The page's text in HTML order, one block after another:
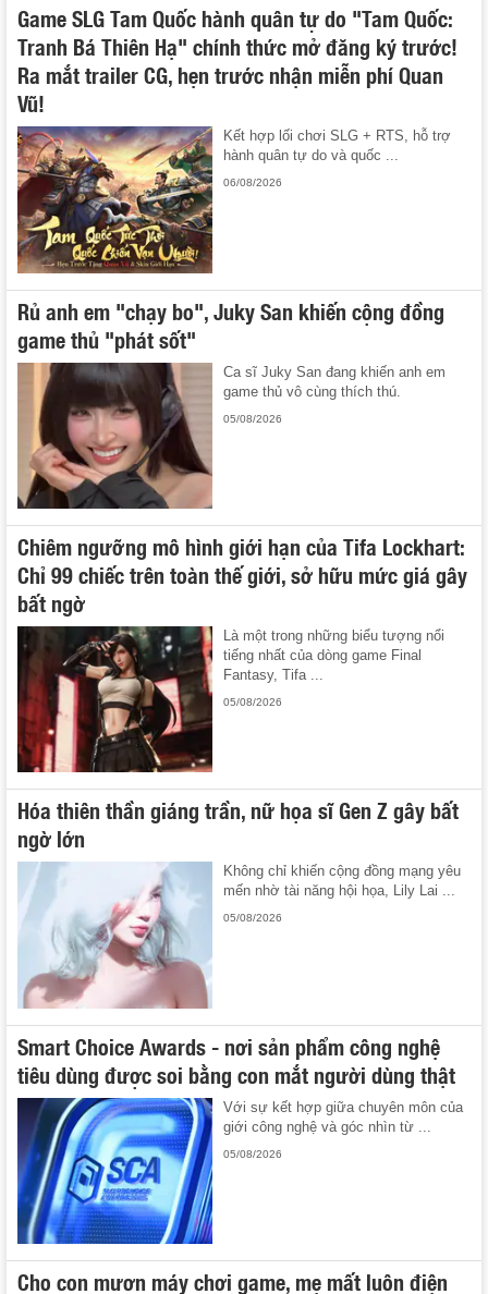
Game SLG Tam Quốc hành quân tự do "Tam Quốc:
Tranh Bá Thiên Hạ" chính thức mở đăng ký trước!
Ra mắt trailer CG, hẹn trước nhận miễn phí Quan
Vũ!
Kết hợp lối chơi SLG + RTS, hỗ trợ
hành quân tự do và quốc ...
06/08/2026
Rủ anh em "chạy bo", Juky San khiến cộng đồng
game thủ "phát sốt"
Ca sĩ Juky San đang khiến anh em
game thủ vô cùng thích thú.
05/08/2026
Chiêm ngưỡng mô hình giới hạn của Tifa Lockhart:
Chỉ 99 chiếc trên toàn thế giới, sở hữu mức giá gây
bất ngờ
Là một trong những biểu tượng nổi
tiếng nhất của dòng game Final
Fantasy, Tifa ...
05/08/2026
Hóa thiên thần giáng trần, nữ họa sĩ Gen Z gây bất
ngờ lớn
Không chỉ khiến cộng đồng mạng yêu
mến nhờ tài năng hội họa, Lily Lai ...
05/08/2026
Smart Choice Awards - nơi sản phẩm công nghệ
tiêu dùng được soi bằng con mắt người dùng thật
Với sự kết hợp giữa chuyên môn của
giới công nghệ và góc nhìn từ ...
05/08/2026
Cho con mượn máy chơi game, mẹ mất luôn điện